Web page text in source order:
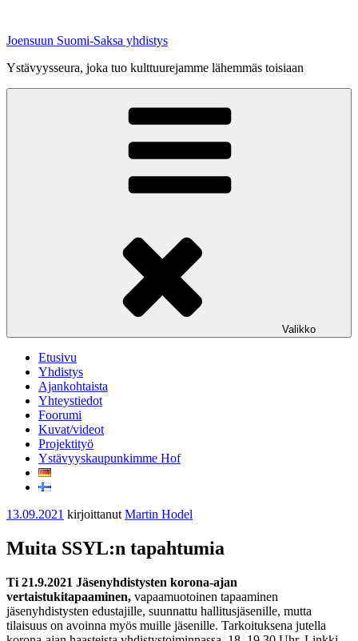
Joensuun Suomi-Saksa yhdistys
Ystävyysseura, joka tuo kulttuurejamme lähemmäs toisiaan
Valikko
Etusivu
Yhdistys
Ajankohtaista
Yhteystiedot
Foorumi
Kuvat/videot
Projektityö
Ystävyyskaupunkimme Hof
Julkaistu
13.09.2021 kirjoittanut Martin Hodel
Muita SSYL:n tapahtumia
Ti 21.9.2021 Jäsenyhdistysten korona-ajan
vertaistukitapaaminen, vapaamuotoinen tapaaminen
jäsenyhdistysten edustajille, suunnattu hallitusjäsenille, mutta
tilaisuus on avoinna myös muille jäsenille. Tarkoituksena jutella